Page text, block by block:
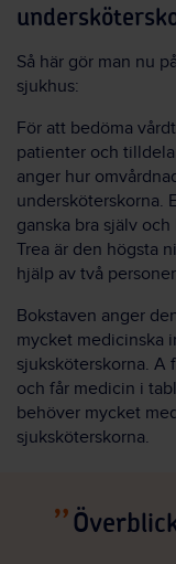
Så här gör man nu
sjukhus:
För att bedöma
patienter och
anger hur
undersköterskorna.
ganska bra själv
Trea är den högsta
hjälp av två
Bokstaven anger
mycket medicinska
sjuksköterskorna. A
och får medicin i
behöver mycket
sjuksköterskorna.